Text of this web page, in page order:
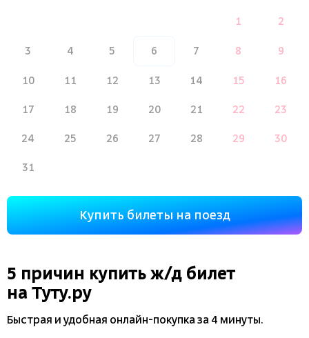
1 2
3 4 5 6 7 8 9
10 11 12 13 14 15 16
17 18 19 20 21 22 23
24 25 26 27 28 29 30
31
Купить билеты на поезд
5 причин купить ж/д билет
на Туту.ру
Быстрая и удобная онлайн-покупказа 4 минуты.